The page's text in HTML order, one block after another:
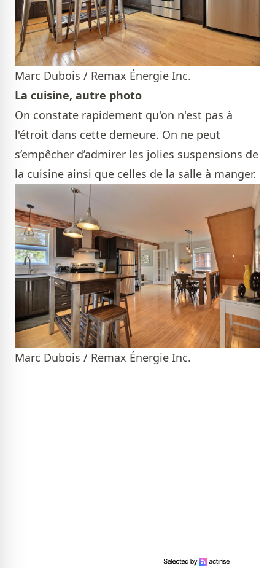
Marc Dubois / Remax Énergie Inc.
La cuisine, autre photo
On constate rapidement qu'on n'est pas à
l'étroit dans cette demeure. On ne peut
s’empêcher d’admirer les jolies suspensions de
la cuisine ainsi que celles de la salle à manger.
Marc Dubois / Remax Énergie Inc.